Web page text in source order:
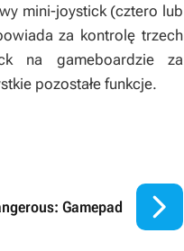
mini-joystick (cztero lub
za kontrolę trzech
na gameboardzie za
pozostałe funkcje.
Gamepad 